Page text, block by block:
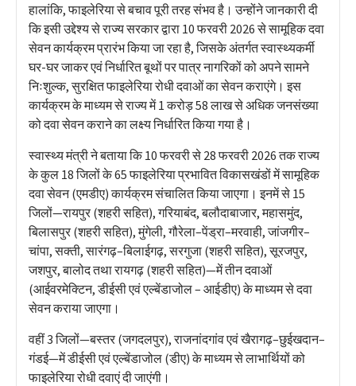
हालांकि, फाइलेरिया से बचाव पूरी तरह संभव है। उन्होंने जानकारी दी
कि इसी उद्देश्य से राज्य सरकार द्वारा 10 फरवरी 2026 से सामूहिक दवा
सेवन कार्यक्रम प्रारंभ किया जा रहा है, जिसके अंतर्गत स्वास्थ्यकर्मी
घर-घर जाकर एवं निर्धारित बूथों पर पात्र नागरिकों को अपने सामने
निःशुल्क, सुरक्षित फाइलेरिया रोधी दवाओं का सेवन कराएंगे। इस
कार्यक्रम के माध्यम से राज्य में 1 करोड़ 58 लाख से अधिक जनसंख्या
को दवा सेवन कराने का लक्ष्य निर्धारित किया गया है।
स्वास्थ्य मंत्री ने बताया कि 10 फरवरी से 28 फरवरी 2026 तक राज्य
के कुल 18 जिलों के 65 फाइलेरिया प्रभावित विकासखंडों में सामूहिक
दवा सेवन (एमडीए) कार्यक्रम संचालित किया जाएगा। इनमें से 15
जिलों—रायपुर (शहरी सहित), गरियाबंद, बलौदाबाजार, महासमुंद,
बिलासपुर (शहरी सहित), मुंगेली, गौरेला–पेंड्रा–मरवाही, जांजगीर–
चांपा, सक्ती, सारंगढ़–बिलाईगढ़, सरगुजा (शहरी सहित), सूरजपुर,
जशपुर, बालोद तथा रायगढ़ (शहरी सहित)—में तीन दवाओं
(आईवरमेक्टिन, डीईसी एवं एल्बेंडाजोल – आईडीए) के माध्यम से दवा
सेवन कराया जाएगा।
वहीं 3 जिलों—बस्तर (जगदलपुर), राजनांदगांव एवं खैरागढ़–छुईखदान–
गंडई—में डीईसी एवं एल्बेंडाजोल (डीए) के माध्यम से लाभार्थियों को
फाइलेरिया रोधी दवाएं दी जाएंगी।